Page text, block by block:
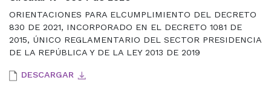
ORIENTACIONES PARA ELCUMPLIMIENTO DEL DECRETO
830 DE 2021, INCORPORADO EN EL DECRETO 1081 DE
2015, ÚNICO REGLAMENTARIO DEL SECTOR PRESIDENCIA
DE LA REPÚBLICA Y DE LA LEY 2013 DE 2019
DESCARGAR